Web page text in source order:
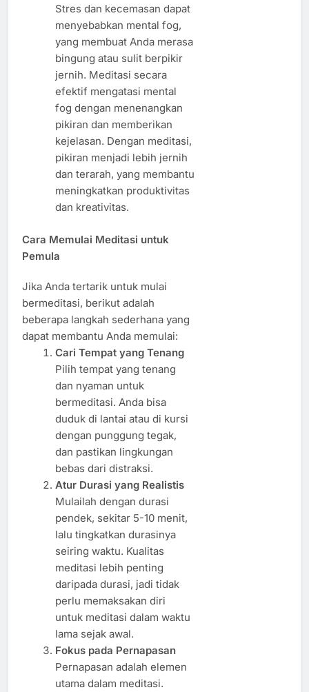
Stres dan kecemasan dapat
menyebabkan mental fog,
yang membuat Anda merasa
bingung atau sulit berpikir
jernih. Meditasi secara
efektif mengatasi mental
fog dengan menenangkan
pikiran dan memberikan
kejelasan. Dengan meditasi,
pikiran menjadi lebih jernih
dan terarah, yang membantu
meningkatkan produktivitas
dan kreativitas.
Cara Memulai Meditasi untuk
Pemula
Jika Anda tertarik untuk mulai
bermeditasi, berikut adalah
beberapa langkah sederhana yang
dapat membantu Anda memulai:
Cari Tempat yang Tenang
Pilih tempat yang tenang
dan nyaman untuk
bermeditasi. Anda bisa
duduk di lantai atau di kursi
dengan punggung tegak,
dan pastikan lingkungan
bebas dari distraksi.
Atur Durasi yang Realistis
Mulailah dengan durasi
pendek, sekitar 5-10 menit,
lalu tingkatkan durasinya
seiring waktu. Kualitas
meditasi lebih penting
daripada durasi, jadi tidak
perlu memaksakan diri
untuk meditasi dalam waktu
lama sejak awal.
Fokus pada Pernapasan
Pernapasan adalah elemen
utama dalam meditasi.